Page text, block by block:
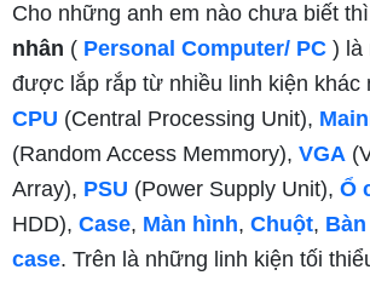
Cho những anh em nào chưa biết thì
nhân ( Personal Computer/ PC ) là
được lắp rắp từ nhiều linh kiện khác
CPU (Central Processing Unit),
(Random Access Memmory), VGA
Array), PSU (Power Supply Unit), Ổ
HDD), Case, Màn hình, Chuột,
case. Trên là những linh kiện tối